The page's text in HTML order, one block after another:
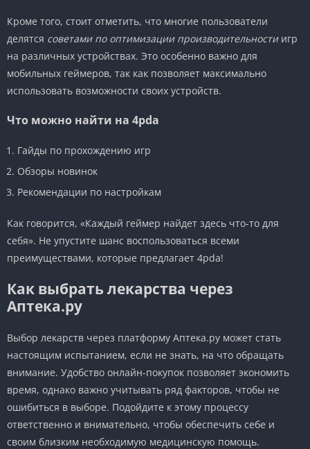
Кроме того, стоит отметить, что многие пользователи
делятся советами по оптимизации производительностиигр
на различных устройствах. Это особенно важно для
мобильных геймеров, так как позволяет максимально
использовать возможности своих устройств.
Что можно найти на 4pda
Гайды по прохождению игр
Обзоры новинок
Рекомендации по настройкам
Как говорится, «Каждый геймер найдет здесь что-то для
себя». Не упустите шанс воспользоваться всеми
преимуществами, которые предлагает 4pda!
Как выбрать лекарства через
Аптека.ру
Выбор лекарств через платформу Аптека.ру может стать
настоящим испытанием, если не знать, на что обращать
внимание. Удобство онлайн-покупок позволяет экономить
время, однако важно учитывать ряд факторов, чтобы не
ошибиться в выборе. Подойдите к этому процессу
ответственно и внимательно, чтобы обеспечить себе и
своим близким необходимую медицинскую помощь.